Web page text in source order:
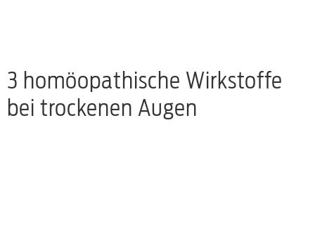
3 homöopathische Wirkstoffe
bei trockenen Augen